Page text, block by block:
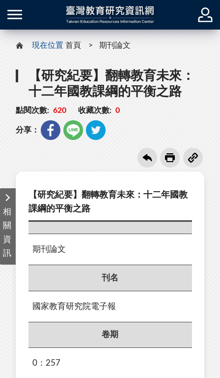
現在位置 首頁 期刊論文
【研究紀要】翻轉教育未來：
十二年國教課綱的平衡之路
點閱次數: 620 收藏次數: 0
分享：
相
關
資
訊
【研究紀要】翻轉教育未來：十二年國教
課綱的平衡之路
期刊論文
刊名
國家教育研究院電子報
卷期
0：257